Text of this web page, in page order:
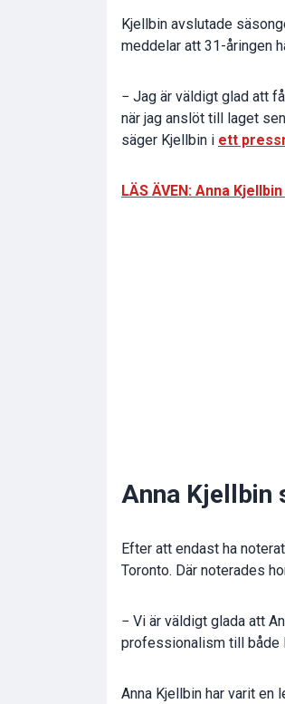
Kjellbin avslutade
meddelar att 31-åringen
− Jag är väldigt glad att
när jag anslöt till laget
säger Kjellbin i ett
LÄS ÄVEN: Anna
Anna Kjellbin
Efter att endast ha
Toronto. Där noterades
− Vi är väldigt glada att
professionalism till både
Anna Kjellbin har varit en